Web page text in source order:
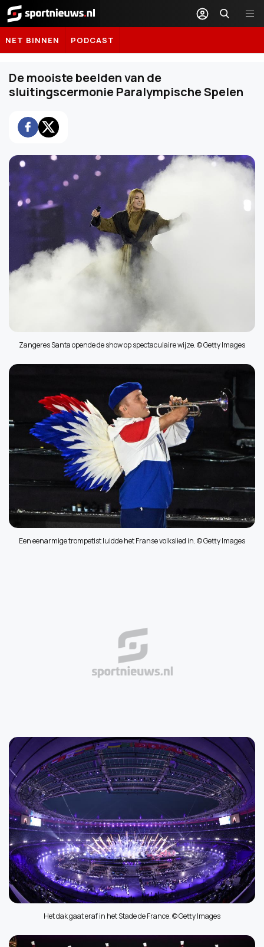
Sportnieuws.nl
NET BINNEN PODCAST
De mooiste beelden van de
sluitingscermonie Paralympische Spelen
Zangeres Santa opende de show op spectaculaire wijze. © Getty Images
Een eenarmige trompetist luidde het Franse volkslied in. © Getty Images
Het dak gaat eraf in het Stade de France. © Getty Images